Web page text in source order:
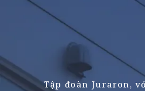
Tập đoàn Juraron,